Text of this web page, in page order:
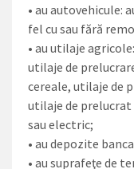
• au autovehicule:
fel cu sau fără
• au utilaje
utilaje de
cereale, utilaje de
utilaje de
sau electric;
• au depozite
• au suprafeţe de